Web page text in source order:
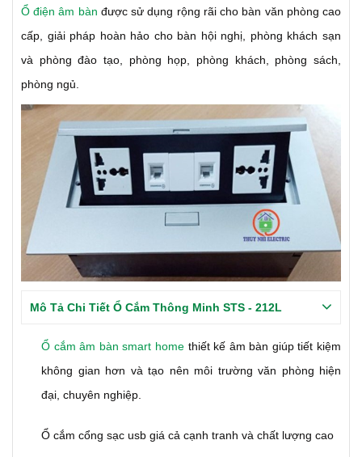
Ổ điện âm bàn được sử dụng rộng rãi cho bàn văn phòng cao
cấp, giải pháp hoàn hảo cho bàn hội nghị, phòng khách sạn
và phòng đào tạo, phòng họp, phòng khách, phòng sách,
phòng ngủ.
Mô Tả Chi Tiết Ổ Cắm Thông Minh STS - 212L
Ổ cắm âm bàn smart homethiết kế âm bàn giúp tiết kiệm
không gian hơn và tạo nên môi trường văn phòng hiện
đại, chuyên nghiệp.
Ổ cắm cổng sạc usb giá cả cạnh tranh và chất lượng cao